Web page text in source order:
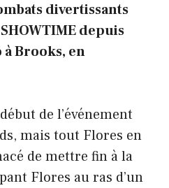
divertissants
depuis
à Brooks, en
de l’événement
mais tout Flores en
de mettre fin à la
Flores au ras d’un